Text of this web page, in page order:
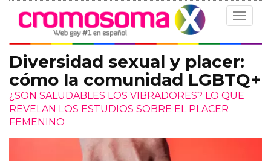
Toggle
Diversidad sexual y placer:
cómo la comunidad LGBTQ+
¿SON SALUDABLES LOS VIBRADORES? LO QUE
REVELAN LOS ESTUDIOS SOBRE EL PLACER
FEMENINO